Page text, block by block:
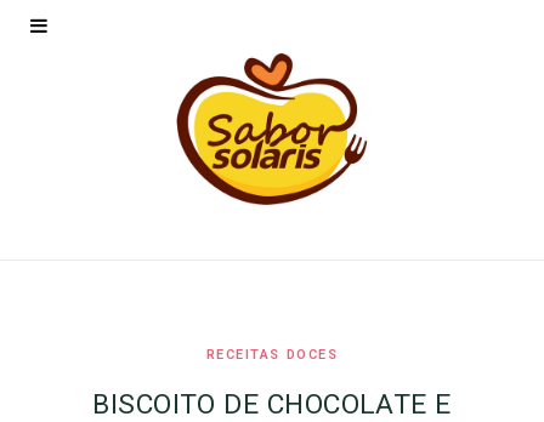
RECEITAS DOCES
BISCOITO DE CHOCOLATE E